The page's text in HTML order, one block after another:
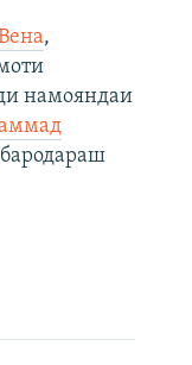
,
намояндаи